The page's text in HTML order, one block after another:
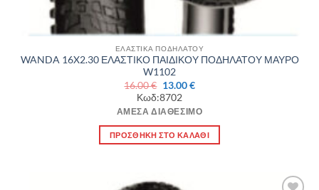
ΕΛΑΣΤΙΚΑ ΠΟΔΗΛΑΤΟΥ
WANDA 16X2.30 ΕΛΑΣΤΙΚΟ ΠΑΙΔΙΚΟΥ ΠΟΔΗΛΑΤΟΥ ΜΑΥΡΟ
W1102
16.00€ Original
price
was:
16.00 €.
13.00€Η
είναι:
Κωδ:8702
ΆΜΕΣΑ ΔΙΑΘΈΣΙΜΟ
ΠΡΟΣΘΉΚΗ ΣΤΟ ΚΑΛΆΘΙ